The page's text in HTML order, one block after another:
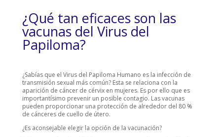
¿Qué tan eficaces son las
vacunas del Virus del
Papiloma?
¿Sabías que el Virus del Papiloma Humano es la infección de
transmisión sexual más común? Esta se relaciona con la
aparición de cáncer de cérvix en mujeres. Es por ello que es
importantísimo prevenir un posible contagio. Las vacunas
pueden proporcionar una protección de alrededor del 80 %
de cánceres de cuello de útero.
¿Es aconsejable elegir la opción de la vacunación?